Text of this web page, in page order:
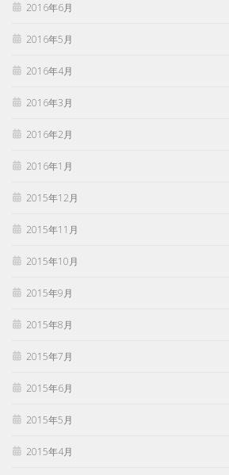
2016年6月
2016年5月
2016年4月
2016年3月
2016年2月
2016年1月
2015年12月
2015年11月
2015年10月
2015年9月
2015年8月
2015年7月
2015年6月
2015年5月
2015年4月